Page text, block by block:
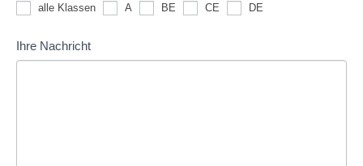
alle Klassen A BE CE DE
Ihre Nachricht